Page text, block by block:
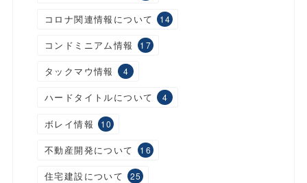
コロナ関連情報について 14
コンドミニアム情報 17
タックマウ情報 4
ハードタイトルについて 4
ボレイ情報 10
不動産開発について 16
住宅建設について 25